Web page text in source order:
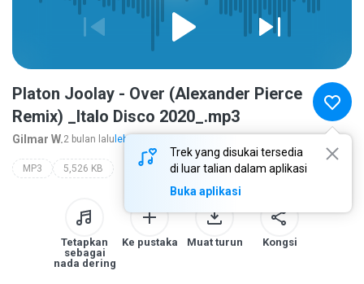
Trek yang disukai tersedia
di luar talian dalam aplikasi
Buka aplikasi
Platon Joolay - Over (Alexander Pierce
Remix) _Italo Disco 2020_.mp3
Gilmar W.2 bulan lalu lebih banyak...
MP3 5,526 KB
Tetapkan
sebagai
nada dering
Ke pustaka Muat turun Kongsi